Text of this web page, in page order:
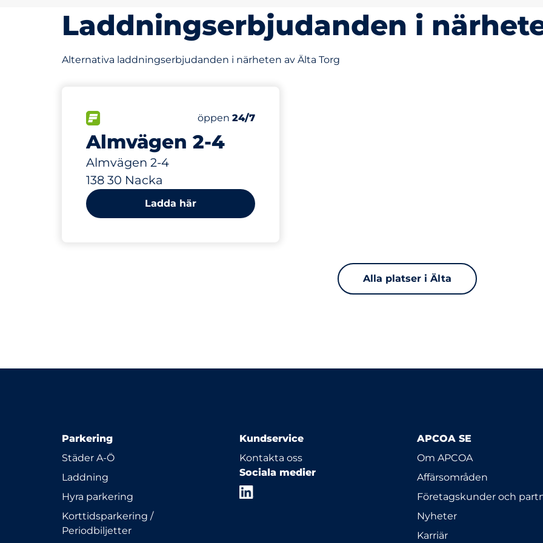
Laddningserbjudanden i
Alternativa laddningserbjudanden i närheten av Älta Torg
Almvägen 2-4
Almvägen 2-4
138 30 Nacka
Antal parkeringsplatser:
Electric Car Charging Spaces
Lördag
öppen 24/7
334 m
Ladda här
Alla platser i Älta
Parkering
Städer A-Ö
Laddning
Hyra parkering
Korttidsparkering /
Periodbiljetter
Kundservice
Kontakta oss
Sociala medier
APCOA SE
Om APCOA
Affärsområden
Företagskunder och
Nyheter
Karriär